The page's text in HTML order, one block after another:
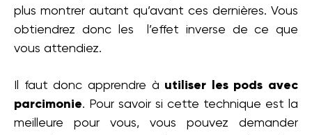
plus montrer autant qu’avant ces dernières. Vous
obtiendrez donc les l’effet inverse de ce que
vous attendiez.
Il faut donc apprendre à utiliser les pods avec
parcimonie. Pour savoir si cette technique est la
meilleure pour vous, vous pouvez demander